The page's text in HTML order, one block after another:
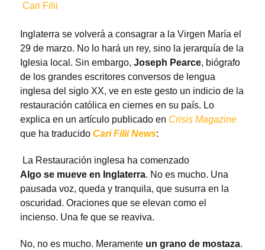
Cari Filii
Inglaterra se volverá a consagrar a la Virgen María el
29 de marzo. No lo hará un rey, sino la jerarquía de la
Iglesia local. Sin embargo, Joseph Pearce, biógrafo
de los grandes escritores conversos de lengua
inglesa del siglo XX, ve en este gesto un indicio de la
restauración católica en ciernes en su país. Lo
explica en un artículo publicado en Crisis Magazine
que ha traducido Cari Filii News:
La Restauración inglesa ha comenzado
Algo se mueve en Inglaterra. No es mucho. Una
pausada voz, queda y tranquila, que susurra en la
oscuridad. Oraciones que se elevan como el
incienso. Una fe que se reaviva.
No, no es mucho. Meramente un grano de mostaza.